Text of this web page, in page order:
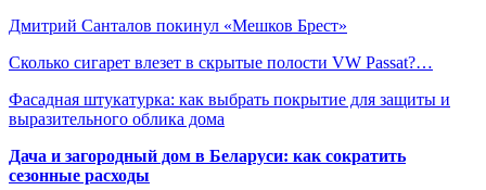
Дмитрий Санталов покинул «Мешков Брест»
Сколько сигарет влезет в скрытые полости VW Passat?…
Фасадная штукатурка: как выбрать покрытие для защиты и
выразительного облика дома
Дача и загородный дом в Беларуси: как сократить
сезонные расходы